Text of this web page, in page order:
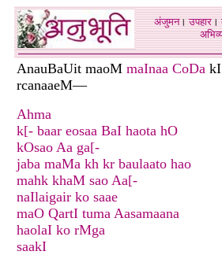
अंजुमन।उपहार।
AnauBaUit maoM maInaa CoDa kI
rcanaaeM—
Ahma
k[- baar eosaa BaI haota hO
kOsao Aa ga[-
jaba maMa kh kr baulaato hao
mahk khaM sao Aa[-
naIlaigair ko saae
maO QartI tuma Aasamaana
haolaI ko rMga
saakI